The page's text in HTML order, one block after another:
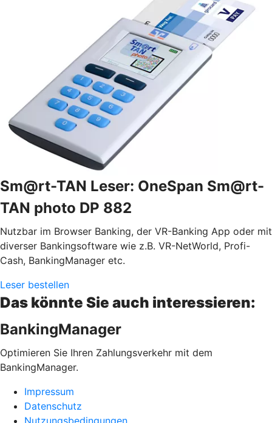
Sm@rt-TAN Leser: OneSpan Sm@rt-
TAN photo DP 882
Nutzbar im Browser Banking, der VR-Banking App oder mit
diverser Bankingsoftware wie z.B. VR-NetWorld, Profi-
Cash, BankingManager etc.
Leser bestellen
Das könnte Sie auch interessieren:
BankingManager
Optimieren Sie Ihren Zahlungsverkehr mit dem
BankingManager.
Impressum
Datenschutz
Nutzungsbedingungen